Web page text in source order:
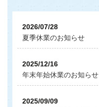
2026/07/28
夏季休業のお知らせ
2025/12/16
年末年始休業のお知らせ
2025/09/09